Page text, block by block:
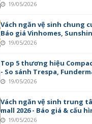
cháy19/05/2026
Vách ngăn vệ sinh chung
Báo giá Vinhomes,
19/05/2026
Top 5 thương hiệu
- So sánh Trespa,
Cường
19/05/2026
Vách ngăn vệ sinh trung
mall 2026 - Báo giá & cấu
19/05/2026